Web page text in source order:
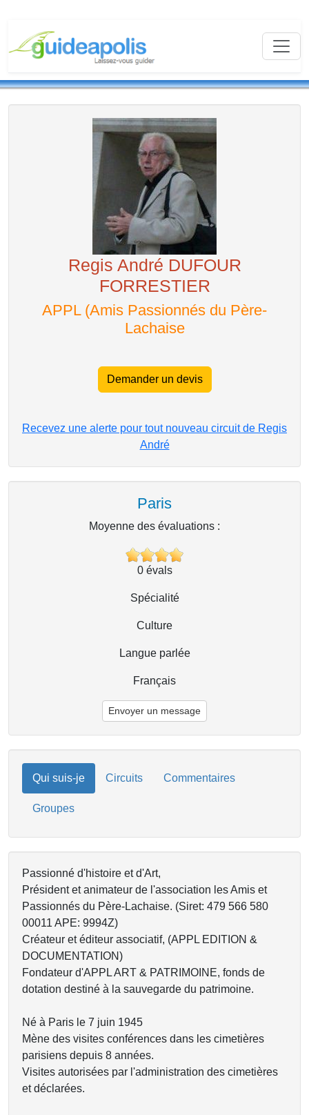
Regis André DUFOUR
FORRESTIER
APPL (Amis Passionnés du Père-
Lachaise
Demander un devis
Recevez une alerte pour tout nouveau circuit de Regis
André
Paris
Moyenne des évaluations :
0évals
Spécialité
Culture
Langue parlée
Français
Envoyer un message
Qui suis-je Circuits Commentaires
Groupes
Passionné d'histoire et d'Art,
Président et animateur de l'association les Amis et
Passionnés du Père-Lachaise. (Siret: 479 566 580
00011 APE: 9994Z)
Créateur et éditeur associatif, (APPL EDITION &
DOCUMENTATION)
Fondateur d'APPL ART & PATRIMOINE, fonds de
dotation destiné à la sauvegarde du patrimoine.
Né à Paris le 7 juin 1945
Mène des visites conférences dans les cimetières
parisiens depuis 8 années.
Visites autorisées par l'administration des cimetières
et déclarées.